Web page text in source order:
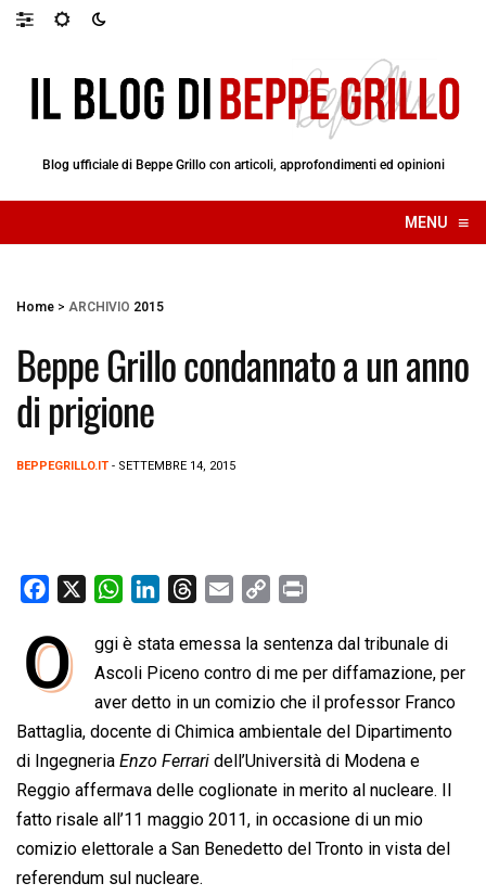
Blog ufficiale di Beppe Grillo con articoli, approfondimenti ed opinioni
MENU ≡
☰
Home > ARCHIVIO 2015
Beppe Grillo condannato a un anno
di prigione
BEPPEGRILLO.IT - SETTEMBRE 14, 2015
c
e
o
o
k
W
a
t
s
A
p
p
n
k
e
d
I
n
r
e
a
d
s
a
i
l
p
y
L
i
n
k
i
n
O
ggi è stata emessa la sentenza dal tribunale di
Ascoli Piceno contro di me per diffamazione, per
aver detto in un comizio che il professor Franco
Battaglia, docente di Chimica ambientale del Dipartimento
di Ingegneria  Enzo Ferrari  dell’Università di Modena e
Reggio affermava delle coglionate in merito al nucleare. Il
fatto risale all’11 maggio 2011, in occasione di un mio
comizio elettorale a San Benedetto del Tronto in vista del
referendum sul nucleare.